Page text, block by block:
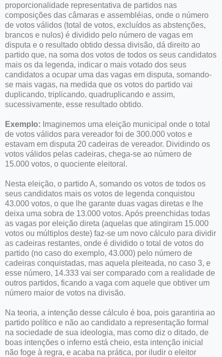
proporcionalidade representativa de partidos nas
composições das câmaras e assembléias, onde o número
de votos válidos (total de votos, excluídos as abstenções,
brancos e nulos) é dividido pelo número de vagas em
disputa e o resultado obtido dessa divisão, dá direito ao
partido que, na soma dos votos de todos os seus candidatos
mais os da legenda, indicar o mais votado dos seus
candidatos a ocupar uma das vagas em disputa, somando-
se mais vagas, na medida que os votos do partido vai
duplicando, triplicando, quadruplicando e assim,
sucessivamente, esse resultado obtido.
Exemplo: Imaginemos uma eleição municipal onde o total
de votos válidos para vereador foi de 300.000 votos e
estavam em disputa 20 cadeiras de vereador. Dividindo os
votos válidos pelas cadeiras, chega-se ao número de
15.000 votos, o quociente eleitoral.
Nesta eleição, o partido A, somando os votos de todos os
seus candidatos mais os votos de legenda conquistou
43.000 votos, o que lhe garante duas vagas diretas e lhe
deixa uma sobra de 13.000 votos. Após preenchidas todas
as vagas por eleição direta (aquelas que atingiram 15.000
votos ou múltiplos deste) faz-se um novo cálculo para dividir
as cadeiras restantes, onde é dividido o total de votos do
partido (no caso do exemplo, 43.000) pelo número de
cadeiras conquistadas, mas aquela pleiteada, no caso 3, e
esse número, 14.333 vai ser comparado com a realidade de
outros partidos, ficando a vaga com aquele que obtiver um
número maior de votos na divisão.
Na teoria, a intenção desse cálculo é boa, pois garantiria ao
partido político e não ao candidato a representação formal
na sociedade de sua ideologia, mas como diz o ditado, de
boas intenções o inferno está cheio, esta intenção inicial
não foge à regra, e acaba na prática, por iludir o eleitor